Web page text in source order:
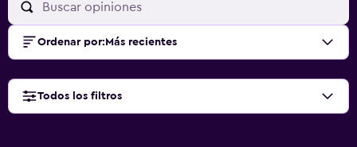
Ordenar por: Más recientes
Todos los filtros